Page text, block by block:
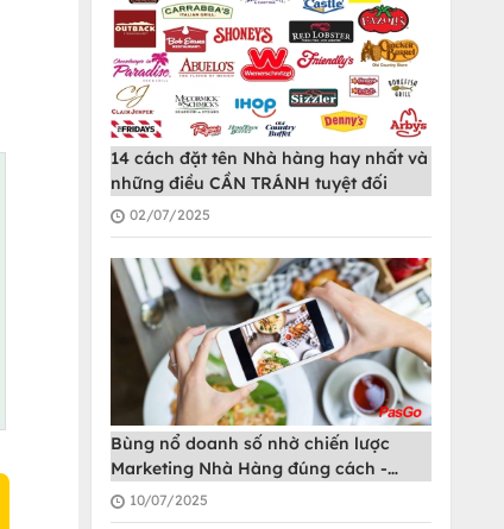
14 cách đặt tên Nhà hàng hay nhất và
những điều CẦN TRÁNH tuyệt đối
02/07/2025
Bùng nổ doanh số nhờ chiến lược
Marketing Nhà Hàng đúng cách -
PasGo
10/07/2025